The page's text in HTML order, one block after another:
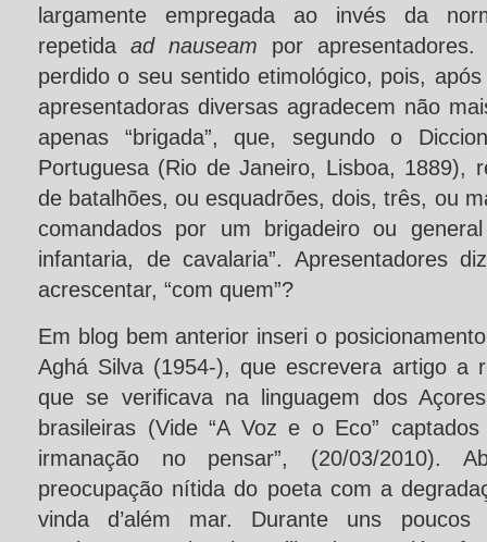
largamente empregada ao invés da
repetida ad nauseam por
perdido o seu sentido etimológico, pois,
apresentadoras diversas agradecem não
apenas “brigada”, que, segundo o
Portuguesa (Rio de Janeiro, Lisboa, 1889),
de batalhões, ou esquadrões, dois, três, ou
comandados por um brigadeiro ou
infantaria, de cavalaria”. Apresentadores
acrescentar, “com quem”?
Em blog bem anterior inseri o
Aghá Silva (1954-), que escrevera artigo a
que se verificava na linguagem dos
brasileiras (Vide “A Voz e o Eco”
irmanação no pensar”, (20/03/2010).
preocupação nítida do poeta com a
vinda d’além mar. Durante uns